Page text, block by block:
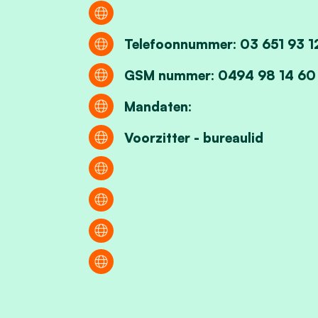
Telefoonnummer: 03 651 93
GSM nummer: 0494 98 14 60
Mandaten:
Voorzitter - bureaulid